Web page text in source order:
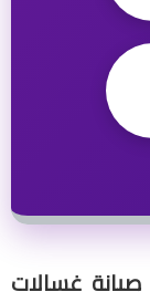
صيانة غسالات